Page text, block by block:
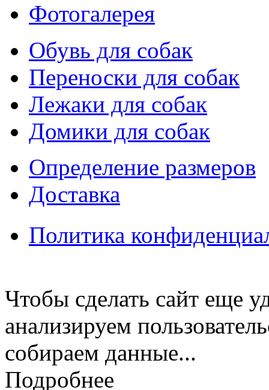
Фотогалерея
Обувь для собак
Переноски для собак
Лежаки для собак
Домики для собак
Определение размеров
Доставка
Политика
Чтобы сделать сайт еще
анализируем
собираем данные...
Подробнее